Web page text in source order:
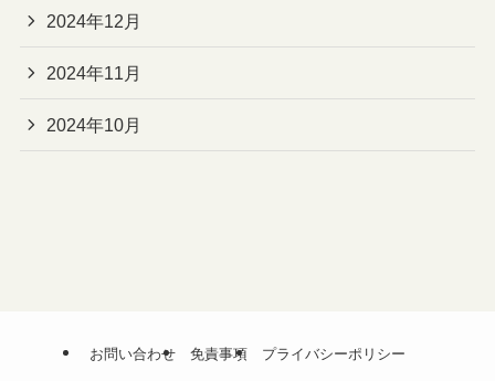
2024年12月
2024年11月
2024年10月
お問い合わせ 免責事項 プライバシーポリシー